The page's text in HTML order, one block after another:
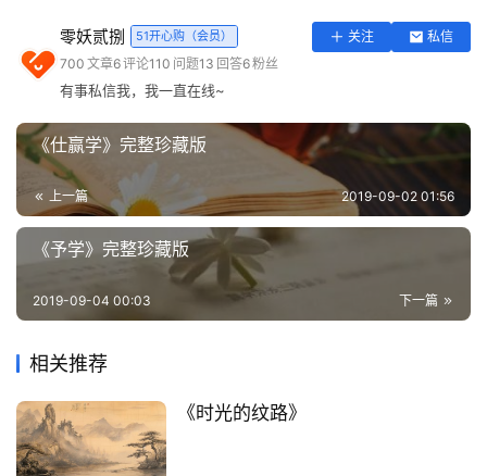
实
用
具
答
常
用
网
址
登录 注册
·心和气平，可卜孙荣兼子贵；才偏性执，不遭大祸必奇
穷。
【译文】遇事从容，心平气和的人，其子孙必然享尽荣华富
贵；才走偏锋，性格固执的人，不遭大祸就一定很贫穷。
·转眼无情，贫寒夭促；时谈念旧，富贵期颐。
【译文】翻脸无情的人一生贫寒，夭折短寿；时时念旧，发
迹不忘故友的人，富贵绵远，长寿多福。
·重富欺贫，焉可托妻寄子；敬老慈幼，必然裕后光前。
【译文】嫌贫爱富的人，心地刻薄，怎么能够在外出时把家
中妻儿托付给他？能够敬老爱幼，关怀弱者，这样的人将来
必定会立身扬名，光耀祖宗，福荫子孙。
零妖贰捌 51开心购（会员） 关注
私信
700 文章6评论110 问题13 回答6粉丝
有事私信我，我一直在线~
《仕赢学》完整珍藏版
上一篇 2019-09-02 01:56
《予学》完整珍藏版
下一篇
2019-09-04 00:03
相关推荐
《时光的纹路》